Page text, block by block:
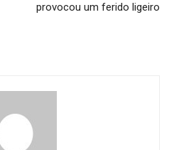
provocou um ferido ligeiro